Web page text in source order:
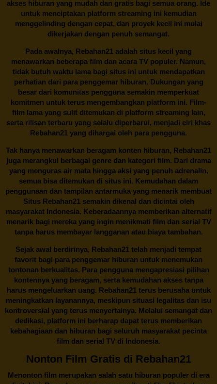
akses hiburan yang mudah dan gratis bagi semua orang. Ide
untuk menciptakan platform streaming ini kemudian
menggelinding dengan cepat, dan proyek kecil ini mulai
dikerjakan dengan penuh semangat.
Pada awalnya, Rebahan21 adalah situs kecil yang
menawarkan beberapa film dan acara TV populer. Namun,
tidak butuh waktu lama bagi situs ini untuk mendapatkan
perhatian dari para penggemar hiburan. Dukungan yang
besar dari komunitas pengguna semakin memperkuat
komitmen untuk terus mengembangkan platform ini. Film-
film lama yang sulit ditemukan di platform streaming lain,
serta rilisan terbaru yang selalu diperbarui, menjadi ciri khas
Rebahan21 yang dihargai oleh para pengguna.
Tak hanya menawarkan beragam konten hiburan, Rebahan21
juga merangkul berbagai genre dan kategori film. Dari drama
yang menguras air mata hingga aksi yang penuh adrenalin,
semua bisa ditemukan di situs ini. Kemudahan dalam
penggunaan dan tampilan antarmuka yang menarik membuat
Situs Rebahan21semakin dikenal dan dicintai oleh
masyarakat Indonesia. Keberadaannya memberikan alternatif
menarik bagi mereka yang ingin menikmati film dan serial TV
tanpa harus membayar langganan atau biaya tambahan.
Sejak awal berdirinya, Rebahan21 telah menjadi tempat
favorit bagi para penggemar hiburan untuk menemukan
tontonan berkualitas. Para pengguna mengapresiasi pilihan
kontennya yang beragam, serta kemudahan akses tanpa
harus mengeluarkan uang. Rebahan21terus berusaha untuk
meningkatkan layanannya, meskipun situasi legalitas dan isu
kontroversial yang terus menyertainya. Melalui semangat dan
dedikasi, platform ini berharap dapat terus memberikan
kebahagiaan dan hiburan bagi seluruh masyarakat pecinta
film dan serial TV di Indonesia.
Nonton Film Gratis di Rebahan21
Menonton film merupakan salah satu hiburan populer di era